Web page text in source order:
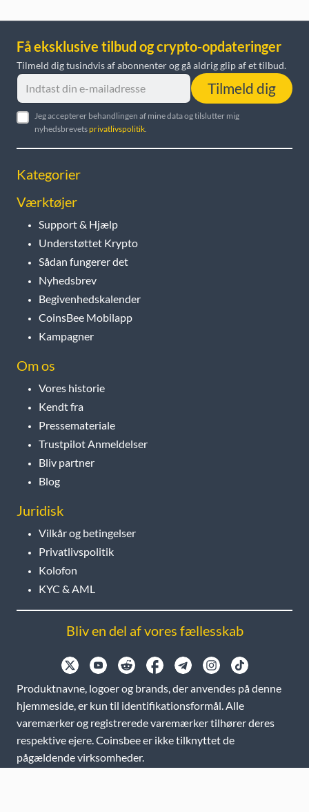
Få eksklusive tilbud og crypto-opdateringer
Tilmeld dig tusindvis af abonnenter og gå aldrig glip af et tilbud.
Tilmeld dig
Jeg accepterer behandlingen af mine data og tilslutter mig
nyhedsbrevetsprivatlivspolitik
Kategorier
Værktøjer
Support & Hjælp
Understøttet Krypto
Sådan fungerer det
Nyhedsbrev
Begivenhedskalender
CoinsBee Mobilapp
Kampagner
Om os
Vores historie
Kendt fra
Pressemateriale
Trustpilot Anmeldelser
Bliv partner
Blog
Juridisk
Vilkår og betingelser
Privatlivspolitik
Kolofon
KYC & AML
Bliv en del af vores fællesskab
Produktnavne, logoer og brands, der anvendes på denne
hjemmeside, er kun til identifikationsformål. Alle
varemærker og registrerede varemærker tilhører deres
respektive ejere. Coinsbee er ikke tilknyttet de
pågældende virksomheder.